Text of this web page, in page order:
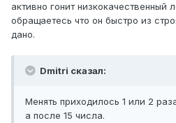
активно гонит низкокачественный
обращаетесь что он быстро из
дано.
Dmitri сказал:
Менять приходилось 1 или 2
а после 15 числа.